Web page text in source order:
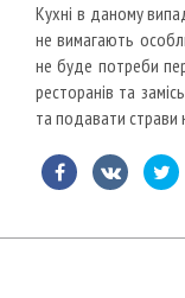
Кухні в даному
не вимагають
не буде потреби
ресторанів та
та подавати страви